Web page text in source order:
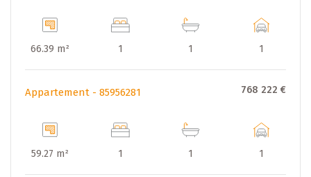
ou toute destination admise par les règlements
administratifs afférents.
66.39 m² 1 1 1
Appartement - 85956281 768 222 €
59.27 m² 1 1 1